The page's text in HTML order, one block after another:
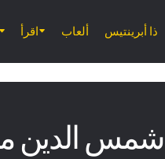
اقرأ ألعاب ذا أبرينتيس
شمس الدين